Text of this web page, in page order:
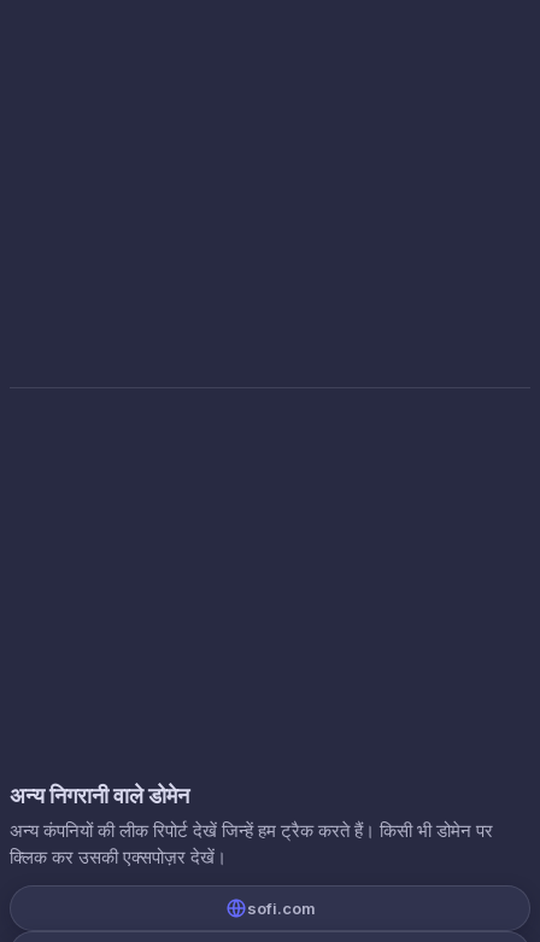
अन्य निगरानी वाले डोमेन
अन्य कंपनियों की लीक रिपोर्ट देखें जिन्हें हम ट्रैक करते हैं। किसी भी डोमेन पर
क्लिक कर उसकी एक्सपोज़र देखें।
sofi.com